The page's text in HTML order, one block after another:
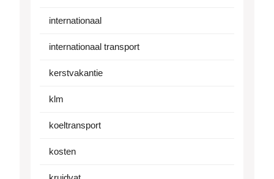
internationaal
internationaal transport
kerstvakantie
klm
koeltransport
kosten